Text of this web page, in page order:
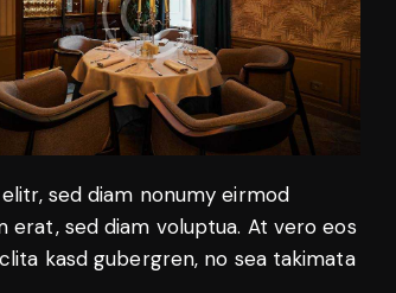
sed diam nonumy eirmod
sed diam voluptua. At vero eos
kasd gubergren, no sea takimata